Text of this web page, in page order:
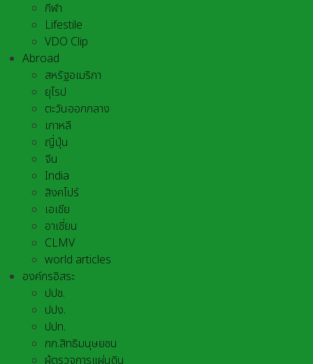
กีฬา
Lifestile
VDO Clip
Abroad
สหรัฐอเมริกา
ยุโรป
ตะวันออกกลาง
เกาหลี
ญี่ปุ่น
จีน
India
สิงคโปร์
เอเชีย
อาเชี่ยน
CLMV
world articles
องค์กรอิสระ
ปปช.
ปปง.
ปปท.
กก.สิทธิมนุษยชน
ผู้ตรวจการแผ่นดิน